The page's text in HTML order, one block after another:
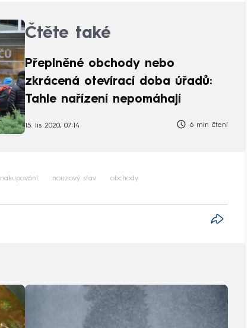
Čtěte také
Přeplněné obchody nebo
zkrácená otevírací doba úřadů:
Tahle nařízení nepomáhají
15. lis 2020, 07:14 6 min čtení
nakupování nouzový stav obchody